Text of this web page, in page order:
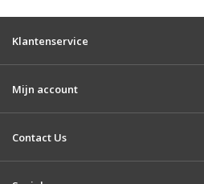
Klantenservice
Mijn account
Contact Us